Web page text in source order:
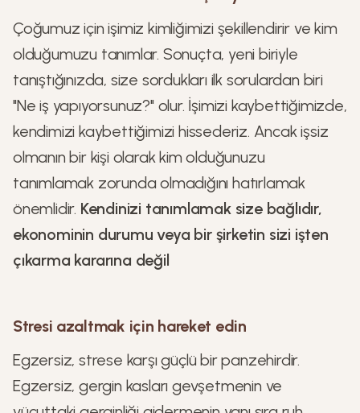
Çoğumuz için işimiz kimliğimizi şekillendirir ve kim
olduğumuzu tanımlar. Sonuçta, yeni biriyle
tanıştığınızda, size sordukları ilk sorulardan biri
"Ne iş yapıyorsunuz?" olur. İşimizi kaybettiğimizde,
kendimizi kaybettiğimizi hissederiz. Ancak işsiz
olmanın bir kişi olarak kim olduğunuzu
tanımlamak zorunda olmadığını hatırlamak
önemlidir. Kendinizi tanımlamak size bağlıdır,
ekonominin durumu veya bir şirketin sizi işten
çıkarma kararına değil
Stresi azaltmak için hareket edin
Egzersiz, strese karşı güçlü bir panzehirdir.
Egzersiz, gergin kasları gevşetmenin ve